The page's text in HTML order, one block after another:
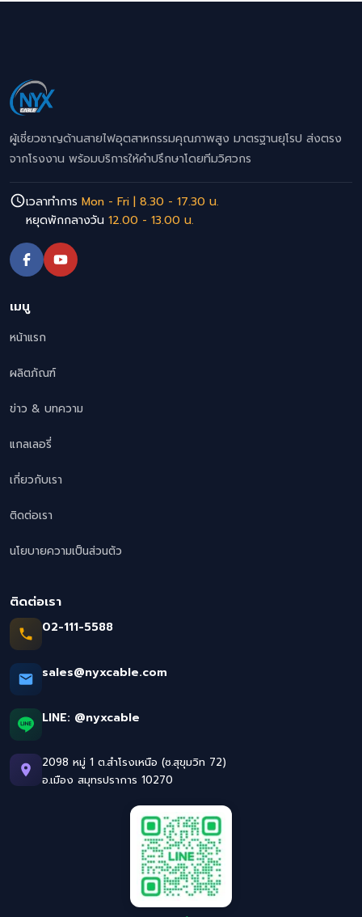
ผู้เชี่ยวชาญด้านสายไฟอุตสาหกรรมคุณภาพสูง มาตรฐานยุโรป ส่งตรง
จากโรงงาน พร้อมบริการให้คำปรึกษาโดยทีมวิศวกร
เวลาทำการ Mon - Fri | 8.30 - 17.30 น.
หยุดพักกลางวัน 12.00 - 13.00 น.
เมนู
หน้าแรก
ผลิตภัณฑ์
ข่าว & บทความ
แกลเลอรี่
เกี่ยวกับเรา
ติดต่อเรา
นโยบายความเป็นส่วนตัว
ติดต่อเรา
02-111-5588
sales@nyxcable.com
LINE: @nyxcable
2098 หมู่ 1 ต.สำโรงเหนือ (ซ.สุขุมวิท 72)
อ.เมือง สมุทรปราการ 10270